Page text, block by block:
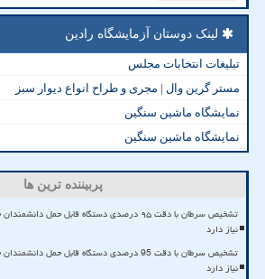
لینک دوستان آزمایشگاه رادین
تبلیغات انتخابات مجلس
مستر گرین وال | مجری و طراح انواع دیوار سبز
نمایشگاه ماشین سنگین
نمایشگاه ماشین سنگین
پربیننده ترین ها
تشخیص سرطان با دقت ۹۵ درصدی دستگاه قابل حمل
نیاز دارد
تشخیص سرطان با دقت 95 درصدی دستگاه قابل حمل
نیاز دارد